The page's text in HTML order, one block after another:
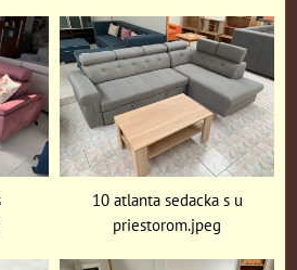
10 atlanta sedacka s u
priestorom.jpeg